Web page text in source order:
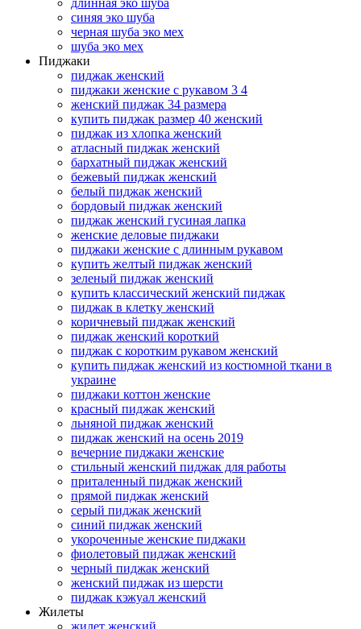
синяя эко шуба
черная шуба эко мех
шуба эко мех
Пиджаки
пиджак женский
пиджаки женские с рукавом 3 4
женский пиджак 34 размера
купить пиджак размер 40 женский
пиджак из хлопка женский
атласный пиджак женский
бархатный пиджак женский
бежевый пиджак женский
белый пиджак женский
бордовый пиджак женский
пиджак женский гусиная лапка
женские деловые пиджаки
пиджаки женские с длинным рукавом
купить желтый пиджак женский
зеленый пиджак женский
купить классический женский пиджак
пиджак в клетку женский
коричневый пиджак женский
пиджак женский короткий
пиджак с коротким рукавом женский
купить пиджак женский из костюмной ткани в
украине
пиджаки коттон женские
красный пиджак женский
льняной пиджак женский
пиджак женский на осень 2019
вечерние пиджаки женские
стильный женский пиджак для работы
приталенный пиджак женский
прямой пиджак женский
серый пиджак женский
синий пиджак женский
укороченные женские пиджаки
фиолетовый пиджак женский
черный пиджак женский
женский пиджак из шерсти
пиджак кэжуал женский
Жилеты
жилет женский